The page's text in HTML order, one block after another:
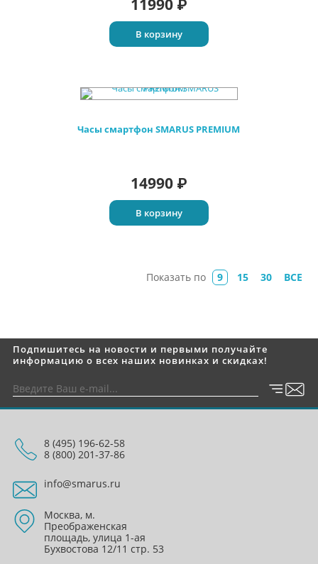
11990 ₽
В корзину
Часы смартфон SMARUS PREMIUM
14990 ₽
В корзину
Показать по 9 15 30 ВСЕ
Подпишитесь на новости и первыми получайте
информацию о всех наших новинках и скидках!
8 (495) 196-62-58
8 (800) 201-37-86
info@smarus.ru
Москва, м.
Преображенская
площадь, улица 1-ая
Бухвостова 12/11 стр. 53